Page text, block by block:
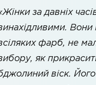
за давніх
Вони
фарб, не
як
віск. Його